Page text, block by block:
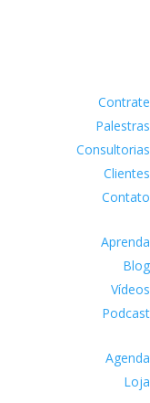
Contrate
Palestras
Consultorias
Clientes
Contato
Aprenda
Blog
Vídeos
Podcast
Agenda
Loja